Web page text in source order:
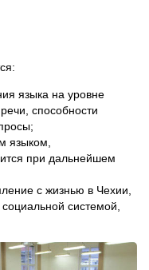
языка на уровне
способности
языком,
при дальнейшем
с жизнью в Чехии,
системой,